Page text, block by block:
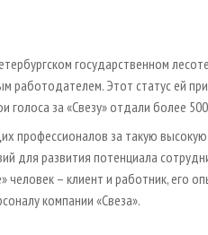
государственном
работодателем. Этот статус ей
голоса за «Свезу» отдали более
за такую высокую
для развития потенциала
человек – клиент и работник, его
компании «Свеза».